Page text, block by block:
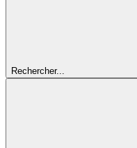
Rechercher...